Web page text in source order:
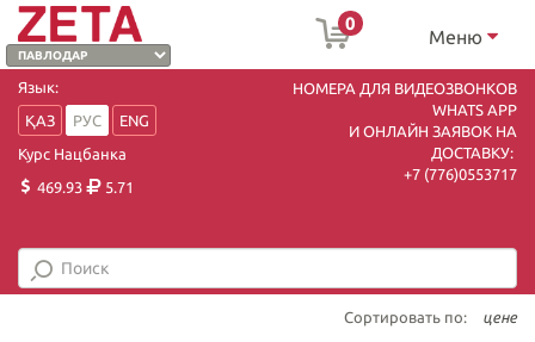
0
Меню
Язык:
ҚАЗ
РУС
ENG
Курс Нацбанка
469.93
5.71
НОМЕРА ДЛЯ ВИДЕОЗВОНКОВ
WHATS APP
И ОНЛАЙН ЗАЯВОК НА
ДОСТАВКУ:
+7 (776)0553717
Сортировать по: цене